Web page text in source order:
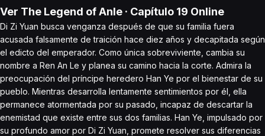
Ver The Legend of Anle · Capítulo 19 Online
Di Zi Yuan busca venganza después de que su familia fuera
acusada falsamente de traición hace diez años y decapitada según
el edicto del emperador. Como única sobreviviente, cambia su
nombre a Ren An Le y planea su camino hacia la corte. Admira la
preocupación del príncipe heredero Han Ye por el bienestar de su
pueblo. Mientras desarrolla lentamente sentimientos por él, ella
permanece atormentada por su pasado, incapaz de descartar la
enemistad que existe entre sus dos familias. Han Ye, impulsado por
su profundo amor por Di Zi Yuan, promete resolver sus diferencias